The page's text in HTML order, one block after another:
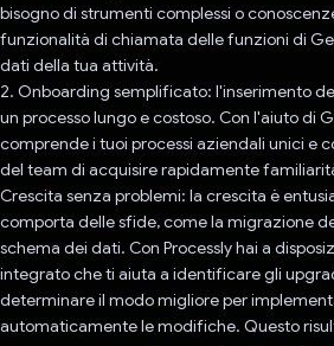
bisogno di strumenti complessi o
funzionalità di chiamata delle funzioni di
dati della tua attività.
2. Onboarding semplificato: l'inserimento
un processo lungo e costoso. Con l'aiuto di
comprende i tuoi processi aziendali unici e
del team di acquisire rapidamente
Crescita senza problemi: la crescita è
comporta delle sfide, come la migrazione
schema dei dati. Con Processly hai a
integrato che ti aiuta a identificare gli
determinare il modo migliore per
automaticamente le modifiche. Questo